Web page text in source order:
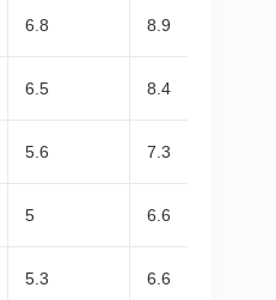
6.8 8.9
6.5 8.4
5.6 7.3
5 6.6
5.3 6.6